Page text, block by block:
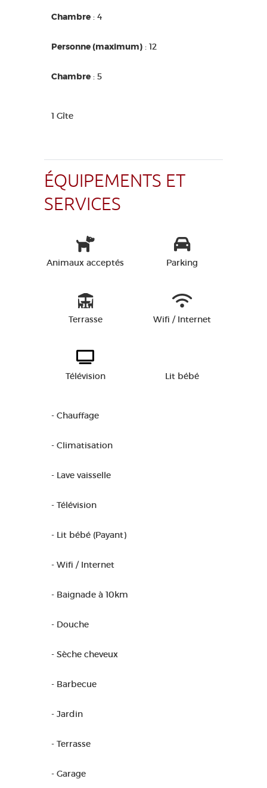
Chambre : 4
Personne (maximum) : 12
Chambre : 5
1 Gîte
ÉQUIPEMENTS ET
SERVICES
Animaux acceptés Parking
Terrasse Wifi / Internet
Télévision Lit bébé
- Chauffage
- Climatisation
- Lave vaisselle
- Télévision
- Lit bébé (Payant)
- Wifi / Internet
- Baignade à 10km
- Douche
- Sèche cheveux
- Barbecue
- Jardin
- Terrasse
- Garage